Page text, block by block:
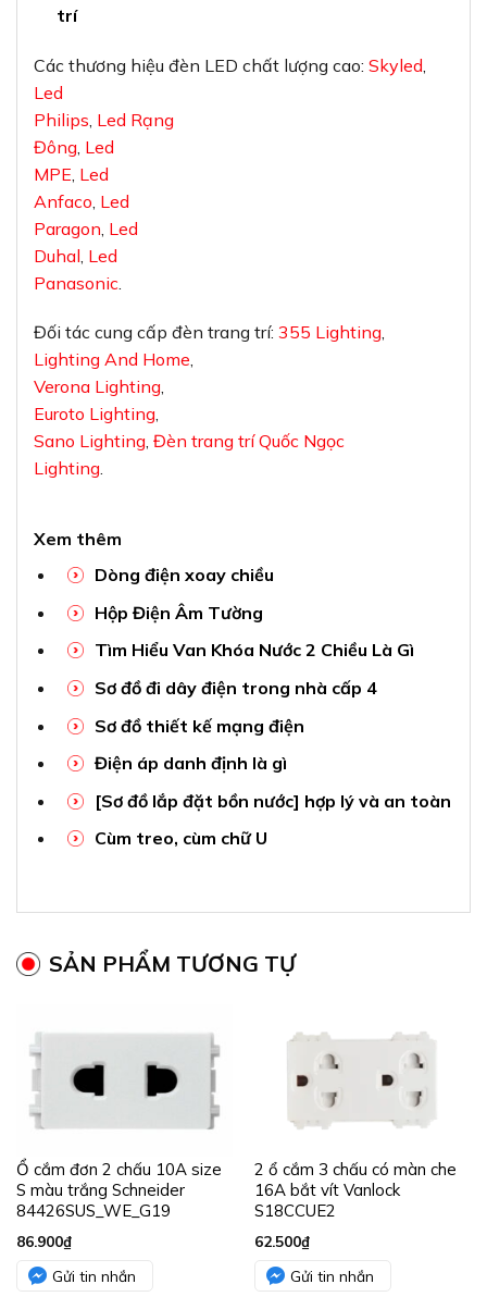
trí
Các thương hiệu đèn LED chất lượng cao: Skyled
Led
Philips Led Rạng
Đông Led
MPE Led
Anfaco Led
Paragon Led
Duhal Led
Panasonic
Đối tác cung cấp đèn trang trí: 355 Lighting,
Lighting And Home,
Verona Lighting,
Euroto Lighting,
Sano Lighting, Đèn trang trí Quốc Ngọc
Lighting.
Xem thêm
Dòng điện xoay chiều
Hộp Điện Âm Tường
Tìm Hiểu Van Khóa Nước 2 Chiều Là Gì
Sơ đồ đi dây điện trong nhà cấp 4
Sơ đồ thiết kế mạng điện
Điện áp danh định là gì
[Sơ đồ lắp đặt bồn nước] hợp lý và an toàn
Cùm treo, cùm chữ U
SẢN PHẨM TƯƠNG TỰ
Ổ cắm đơn 2 chấu 10A size
S màu trắng Schneider
84426SUS_WE_G19
86.900₫
Gửi tin nhắn
2 ổ cắm 3 chấu có màn che
16A bắt vít Vanlock
S18CCUE2
62.500₫
Gửi tin nhắn